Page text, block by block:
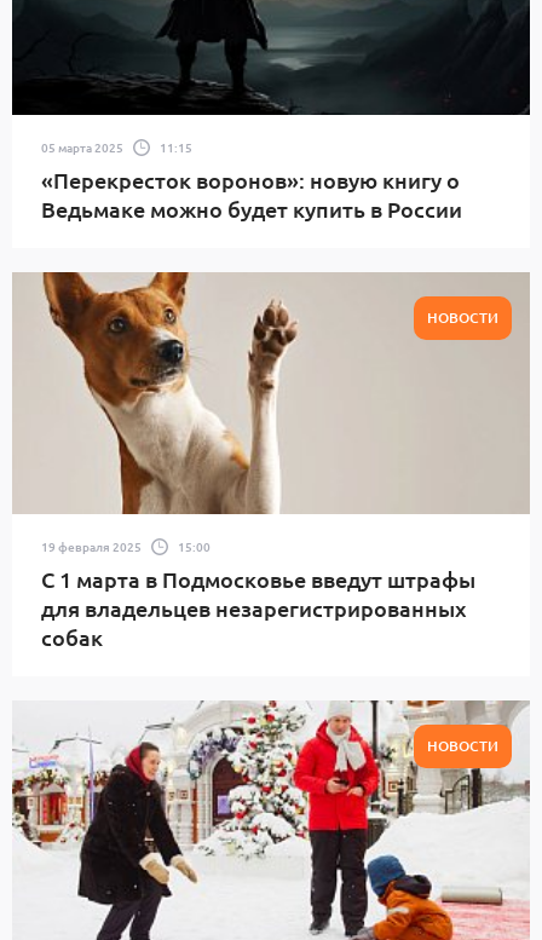
05 марта 2025 11:15
«Перекресток воронов»: новую книгу о
Ведьмаке можно будет купить в России
НОВОСТИ
19 февраля 2025 15:00
С 1 марта в Подмосковье введут штрафы
для владельцев незарегистрированных
собак
НОВОСТИ